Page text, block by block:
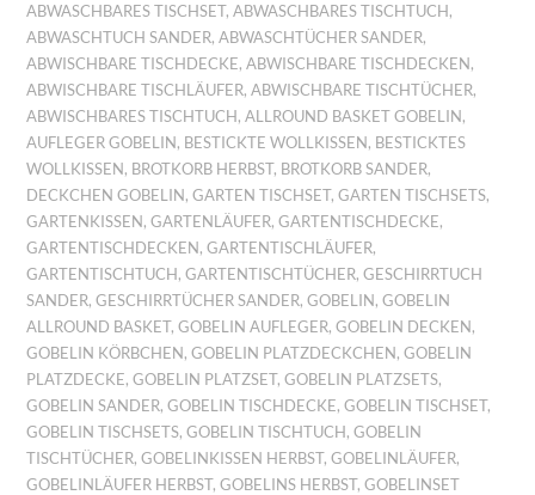
ABWASCHBARES TISCHSET,ABWASCHBARES TISCHTUCH,
ABWASCHTUCH SANDER,ABWASCHTÜCHER SANDER,
ABWISCHBARE TISCHDECKE,ABWISCHBARE TISCHDECKEN,
ABWISCHBARE TISCHLÄUFER,ABWISCHBARE TISCHTÜCHER,
ABWISCHBARES TISCHTUCH,ALLROUND BASKET GOBELIN,
AUFLEGER GOBELIN, BESTICKTE WOLLKISSEN, BESTICKTES
WOLLKISSEN, BROTKORB HERBST, BROTKORB SANDER,
DECKCHEN GOBELIN,GARTEN TISCHSET,GARTEN TISCHSETS,
GARTENKISSEN,GARTENLÄUFER,GARTENTISCHDECKE,
GARTENTISCHDECKEN,GARTENTISCHLÄUFER,
GARTENTISCHTUCH,GARTENTISCHTÜCHER,GESCHIRRTUCH
SANDER,GESCHIRRTÜCHER SANDER,GOBELIN,GOBELIN
ALLROUND BASKET,GOBELIN AUFLEGER,GOBELIN DECKEN,
GOBELIN KÖRBCHEN,GOBELIN PLATZDECKCHEN,GOBELIN
PLATZDECKE,GOBELIN PLATZSET,GOBELIN PLATZSETS,
GOBELIN SANDER,GOBELIN TISCHDECKE,GOBELIN TISCHSET,
GOBELIN TISCHSETS,GOBELIN TISCHTUCH,GOBELIN
TISCHTÜCHER,GOBELINKISSEN HERBST,GOBELINLÄUFER,
GOBELINLÄUFER HERBST,GOBELINS HERBST,GOBELINSET